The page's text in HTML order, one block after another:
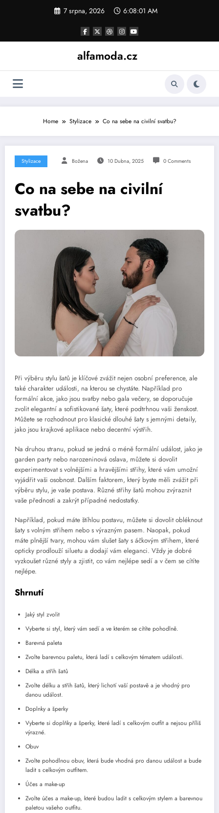
7 srpna, 2026 6:08:02 AM
alfamoda.cz
Home Stylizace Co na sebe na civilní svatbu?
Stylizace Božena 10 Dubna, 2025 0 Comments
Co na sebe na civilní
svatbu?
Při výběru stylu šatů je klíčové zvážit nejen osobní preference, ale
také charakter události, na kterou se chystáte. Například pro
formální akce, jako jsou svatby nebo gala večery, se doporučuje
zvolit elegantní a sofistikované šaty, které podtrhnou vaši ženskost.
Můžete se rozhodnout pro klasické dlouhé šaty s jemnými detaily,
jako jsou krajkové aplikace nebo decentní výstřih.
Na druhou stranu, pokud se jedná o méně formální událost, jako je
garden party nebo narozeninová oslava, můžete si dovolit
experimentovat s volnějšími a hravějšími střihy, které vám umožní
vyjádřit vaši osobnost. Dalším faktorem, který byste měli zvážit při
výběru stylu, je vaše postava. Různé střihy šatů mohou zvýraznit
vaše přednosti a zakrýt případné nedostatky.
Například, pokud máte štíhlou postavu, můžete si dovolit obléknout
šaty s volným střihem nebo s výrazným pasem. Naopak, pokud
máte plnější tvary, mohou vám slušet šaty s áčkovým střihem, které
opticky prodlouží siluetu a dodají vám eleganci. Vždy je dobré
vyzkoušet různé styly a zjistit, co vám nejlépe sedí a v čem se cítíte
nejlépe.
Shrnutí
Jaký styl zvolit
Vyberte si styl, který vám sedí a ve kterém se cítíte pohodlně.
Barevná paleta
Zvolte barevnou paletu, která ladí s celkovým tématem události.
Délka a střih šatů
Zvolte délku a střih šatů, který lichotí vaší postavě a je vhodný pro
danou událost.
Doplnky a šperky
Vyberte si doplňky a šperky, které ladí s celkovým outfit a nejsou příliš
výrazné.
Obuv
Zvolte pohodlnou obuv, která bude vhodná pro danou událost a bude
ladit s celkovým outfitem.
Účes a make-up
Zvolte účes a make-up, které budou ladit s celkovým stylem a barevnou
paletou vašeho outfitu.